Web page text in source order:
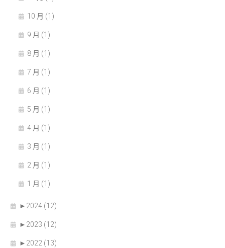
10 月 (1)
9 月 (1)
8 月 (1)
7 月 (1)
6 月 (1)
5 月 (1)
4 月 (1)
3 月 (1)
2 月 (1)
1 月 (1)
► 2024 (12)
► 2023 (12)
► 2022 (13)